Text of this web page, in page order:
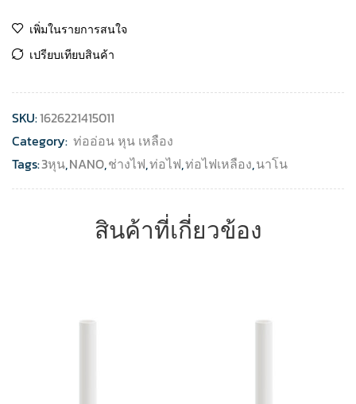
เพิ่มในรายการสนใจ
เปรียบเทียบสินค้า
SKU:1626221415011
Category: ท่ออ่อน หุน เหลือง
Tags:3หุน,NANO,ช่างไฟ,ท่อไฟ,ท่อไฟเหลือง,นาโน
สินค้าที่เกี่ยวข้อง